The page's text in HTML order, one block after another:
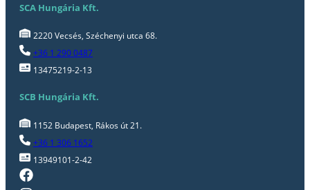
SCA Hungária Kft.
2220 Vecsés, Széchenyi utca 68.
+36 1 290 0487
13475219-2-13
SCB Hungária Kft.
1152 Budapest, Rákos út 21.
+36 1 306 1652
13949101-2-42